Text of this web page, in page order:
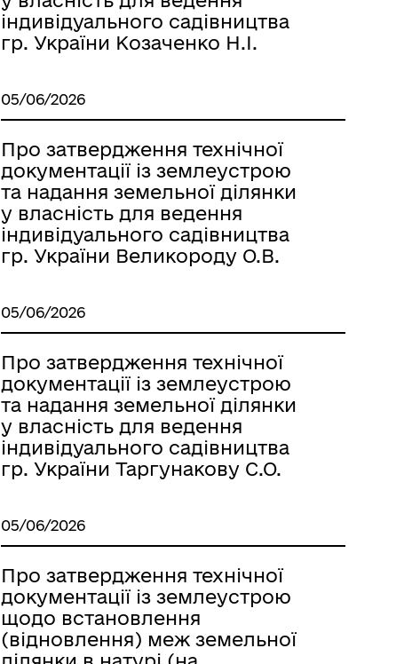
індивідуального садівництва
гр. України Козаченко Н.І.
05/06/2026
Про затвердження технічної
документації із землеустрою
та надання земельної ділянки
у власність для ведення
індивідуального садівництва
гр. України Великороду О.В.
05/06/2026
Про затвердження технічної
документації із землеустрою
та надання земельної ділянки
у власність для ведення
індивідуального садівництва
гр. України Таргунакову С.О.
05/06/2026
Про затвердження технічної
документації із землеустрою
щодо встановлення
(відновлення) меж земельної